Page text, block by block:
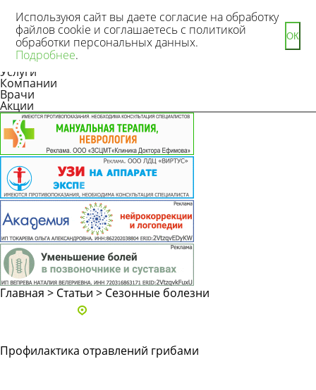
Новости
Статьи
Услуги
Компании
Врачи
Акции
Главная > Статьи > Сезонные болезни
Профилактика отравлений грибами
Используюя сайт вы даете согласие на обработку
файлов cookie и соглашаетесь с политикой
обработки персональных данных.
Подробнее.
ОК